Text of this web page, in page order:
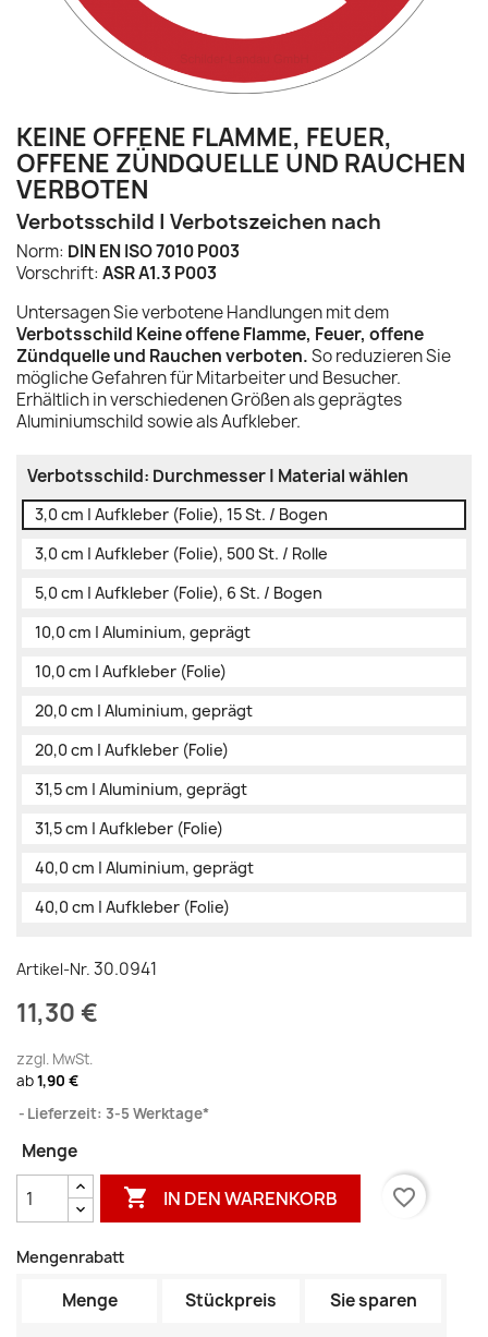
KEINE OFFENE FLAMME, FEUER,
OFFENE ZÜNDQUELLE UND RAUCHEN
VERBOTEN
Verbotsschild | Verbotszeichen nach
Norm: DIN EN ISO 7010 P003
Vorschrift: ASR A1.3 P003
Untersagen Sie verbotene Handlungen mit dem
Verbotsschild Keine offene Flamme, Feuer, offene
Zündquelle und Rauchen verboten.So reduzieren Sie
mögliche Gefahren für Mitarbeiter und Besucher.
Erhältlich in verschiedenen Größen als geprägtes
Aluminiumschild sowie als Aufkleber.
Verbotsschild: Durchmesser | Material wählen
3,0 cm | Aufkleber (Folie), 15 St. / Bogen
3,0 cm | Aufkleber (Folie), 500 St. / Rolle
5,0 cm | Aufkleber (Folie), 6 St. / Bogen
10,0 cm | Aluminium, geprägt
10,0 cm | Aufkleber (Folie)
20,0 cm | Aluminium, geprägt
20,0 cm | Aufkleber (Folie)
31,5 cm | Aluminium, geprägt
31,5 cm | Aufkleber (Folie)
40,0 cm | Aluminium, geprägt
40,0 cm | Aufkleber (Folie)
Artikel-Nr. 30.0941
11,30 €
zzgl. MwSt.
ab1,90 €
Lieferzeit: 3-5 Werktage*
Menge
 IN DEN WARENKORB favorite_border
Mengenrabatt
Menge Stückpreis Sie sparen